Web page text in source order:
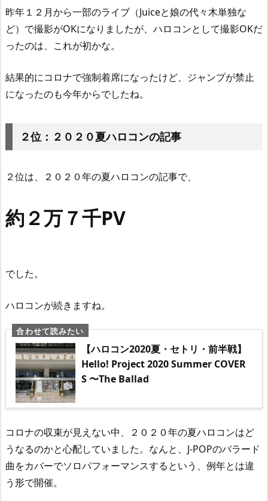
昨年１２月から一部のライブ（Juiceと娘の代々木単独な
ど）で撮影がOKになりましたが、ハロコンとして撮影OKだ
ったのは、これが初かな。
結果的にコロナで強制着席になったけど、ジャンプが禁止
になったのも今年からでしたね。
２位：２０２０夏ハロコンの記事
２位は、２０２０年の夏ハロコンの記事で、
約２万７千PV
でした。
ハロコンが続きますね。
【ハロコン2020夏・セトリ・前半戦】
Hello! Project 2020 Summer COVER
S 〜The Ballad
コロナの収束が見えない中、２０２０年の夏ハロコンはど
うなるのかと心配していました。なんと、J-POPのバラード
曲をカバーでソロパフォーマンスするという、例年とは違
う形で開催。